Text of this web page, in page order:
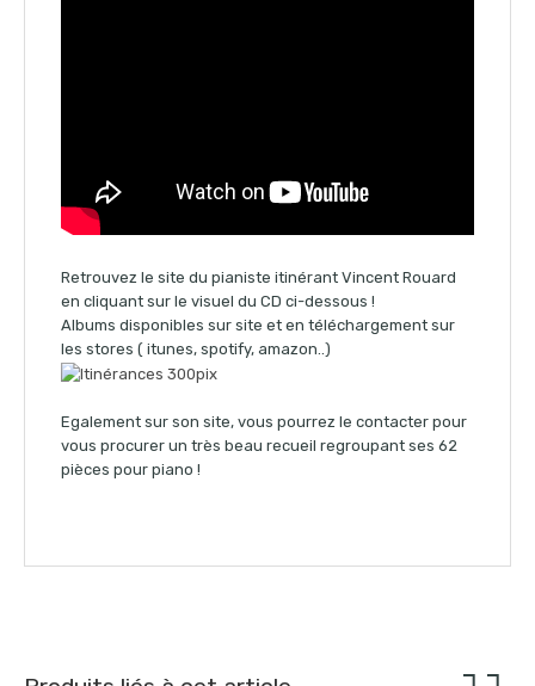
Retrouvez le site du pianiste itinérant Vincent Rouard
en cliquant sur le visuel du CD ci-dessous !
Albums disponibles sur site et en téléchargement sur
les stores ( itunes, spotify, amazon..)
Egalement sur son site, vous pourrez le contacter pour
vous procurer un très beau recueil regroupant ses 62
pièces pour piano !